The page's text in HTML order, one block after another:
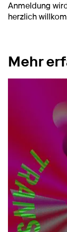
Anmeldung
herzlich
Mehr